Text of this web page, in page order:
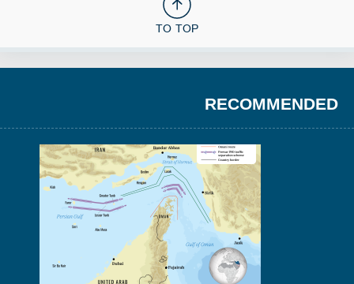
TO TOP
RECOMMENDED